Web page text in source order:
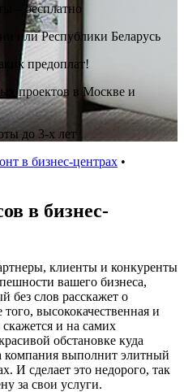
– бесплатно
или Республики Беларусь
предоплат!
проектов в Москве и
до 3-х лет
в бизнес-центрах •
в бизнес-
клиенты и конкуренты
вашего бизнеса,
без слов расскажет о
высококачественная и
и на самих
обстановке куда
компания выполнит элитный
И сделает это недорого, так
за свои услуги.